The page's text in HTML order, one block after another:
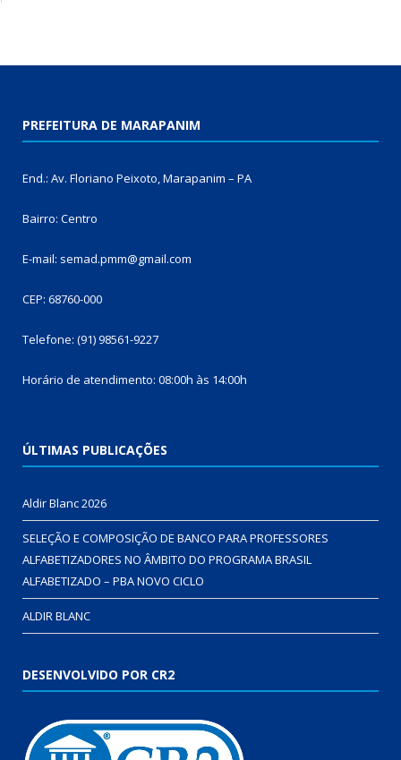
PREFEITURA DE MARAPANIM
End.: Av. Floriano Peixoto, Marapanim – PA
Bairro: Centro
E-mail: semad.pmm@gmail.com
CEP: 68760-000
Telefone: (91) 98561-9227
Horário de atendimento: 08:00h às 14:00h
ÚLTIMAS PUBLICAÇÕES
Aldir Blanc 2026
SELEÇÃO E COMPOSIÇÃO DE BANCO PARA PROFESSORES
ALFABETIZADORES NO ÂMBITO DO PROGRAMA BRASIL
ALFABETIZADO – PBA NOVO CICLO
ALDIR BLANC
DESENVOLVIDO POR CR2